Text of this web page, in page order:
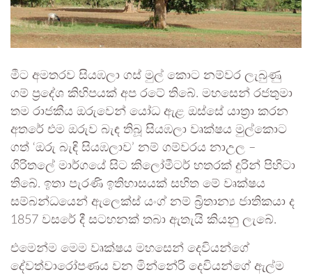
මීට අමතරව සියඹලා ගස් මුල් කොට නම්වර ලැබුණු
ගම් ප්‍රදේශ කිහිපයක් අප රටේ තිබේ. මහසෙන් රජතුමා
තම රාජකීය ඔරුවෙන් යෝධ ඇළ ඔස්සේ යාත්‍රා කරන
අතරේ එම ඔරුව බැඳ තිබූ සියඹලා වෘක්ෂය මුල්කොට
ගත් ‘ඔරු බැඳි සියඹලාව’ නම් ගම්වරය නාඋල –
ගිරිතලේ මාර්ගයේ සිට කිලෝමීටර් හතරක් දුරින් පිහිටා
තිබේ. ඉතා පැරණි ඉතිහාසයක් සහිත මේ වෘක්ෂය
සම්බන්ධයෙන් ඇලෙක්ස් යංග් නම් බ්‍රිතාන්‍ය ජාතිකයා ද
1857 වසරේ දී සටහනක් තබා ඇතැයි කියනු ලැබේ.
එමෙන්ම මෙම වෘක්ෂය මහසෙන් දෙවියන්ගේ
දේවත්වාරෝපණය වන මින්නේරි දෙවියන්ගේ ඇල්ම